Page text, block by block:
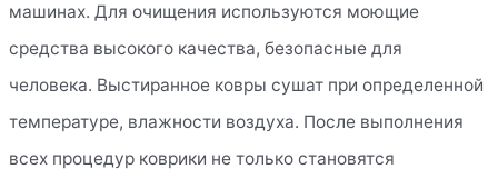
машинах. Для очищения используются моющие
средства высокого качества, безопасные для
человека. Выстиранное ковры сушат при определенной
температуре, влажности воздуха. После выполнения
всех процедур коврики не только становятся